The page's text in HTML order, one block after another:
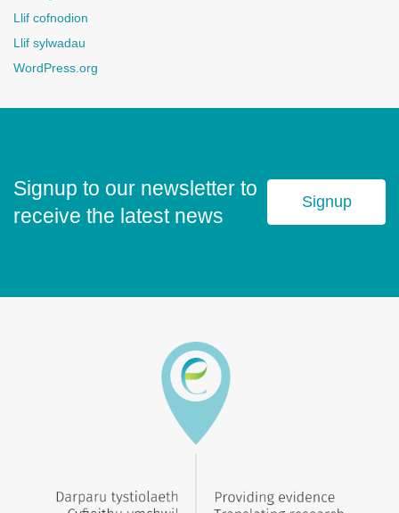
Llif cofnodion
Llif sylwadau
WordPress.org
Signup to our newsletter to
receive the latest news
Signup